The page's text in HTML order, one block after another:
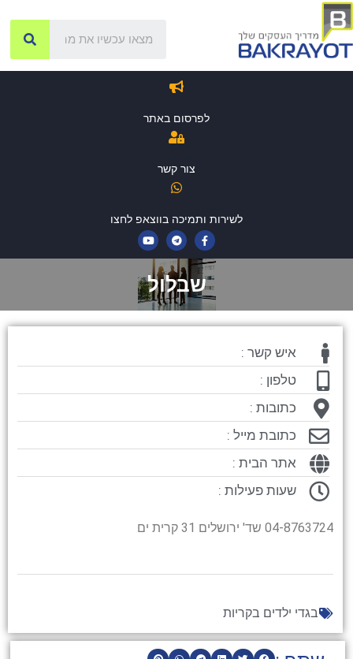
לפרסום באתר
צור קשר
לשירות ותמיכה בווצאפ לחצו
שבלול
איש קשר :
טלפון :
כתובות :
כתובת מייל :
אתר הבית :
שעות פעילות :
04-8763724 שד' ירושלים 31 קרית ים
בגדי ילדים בקריות